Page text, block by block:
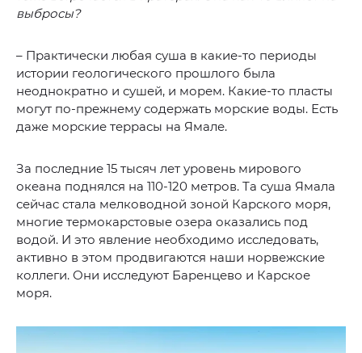
выбросы?
– Практически любая суша в какие-то периоды
истории геологического прошлого была
неоднократно и сушей, и морем. Какие-то пласты
могут по-прежнему содержать морские воды. Есть
даже морские террасы на Ямале.
За последние 15 тысяч лет уровень мирового
океана поднялся на 110-120 метров. Та суша Ямала
сейчас стала мелководной зоной Карского моря,
многие термокарстовые озера оказались под
водой. И это явление необходимо исследовать,
активно в этом продвигаются наши норвежские
коллеги. Они исследуют Баренцево и Карское
моря.